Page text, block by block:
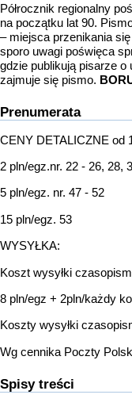
Półrocznik regionalny
na początku lat 90.
– miejsca przenikania
sporo uwagi poświęca
gdzie publikują pisarze
zajmuje się pismo.
Prenumerata
CENY DETALICZNE od
2 pln/egz.nr. 22 - 26, 28,
5 pln/egz. nr. 47 - 52
15 pln/egz. 53
WYSYŁKA:
Koszt wysyłki
8 pln/egz + 2pln/każdy
Koszty wysyłki
Wg cennika Poczty
Spisy treści